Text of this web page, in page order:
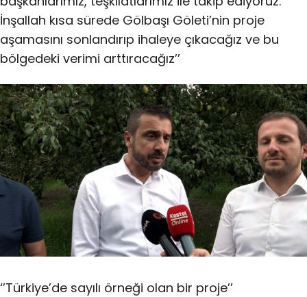
İnşallah kısa sürede Gölbaşı Göleti’nin proje
aşamasını sonlandırıp ihaleye çıkacağız ve bu
bölgedeki verimi arttıracağız’’
‘’Türkiye’de sayılı örneği olan bir proje’’